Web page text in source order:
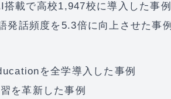
載で高校1,947校に導入した事例
話頻度を5.3倍に向上させた事例
を全学導入した事例
を革新した事例